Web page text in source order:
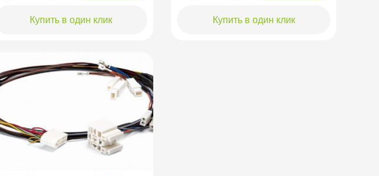
Купить в один клик Купить в один клик